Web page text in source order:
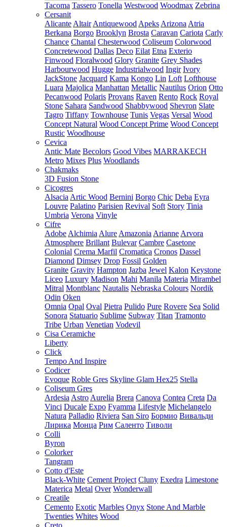
Tacoma Tassero Tonella Westwood Woodmax Zebrina
Cersanit
Alicante Altair Antiquewood Apeks Arizona Atria
Berkana Borgo Brooklyn Brosta Caravan Cariota Carly
Chance Chantal Chesterwood Coliseum Colorwood
Concretewood Dallas Deco Eilat Etna Exterio
Finwood Floralwood Glory Granite Grey Shades
Harbourwood Hugge Industrialwood Ingir Ivory
JackStone Jacquard Kama Kongo Lin Loft Lofthouse
Luara Majolica Manhattan Metallic Nautilus Orion Otto
Pecanwood Polaris Provans Raven Rento Rock Royal
Stone Sahara Sandwood Shabbywood Shevron Slate
Tagro Tiffany Townhouse Tunis Vegas Versal Wood
Concept Natural Wood Concept Prime Wood Concept
Rustic Woodhouse
Cevica
Antic Mate Becolors Good Vibes MARRAKECH
Metro Mixes Plus Woodlands
Chakmaks
3D Fusion Stone
Cicogres
Alsacia Artic Wood Bernini Borgo Chic Deba Eyra
Louvre Palatino Parisien Revival Soft Story Tinia
Umbria Verona Vinyle
Cifre
Adobe Alchimia Alure Amazonia Arianne Arvora
Atmosphere Brillant Bulevar Cambre Casetone
Colonial Crema Marfil Cromatica Cronos Dassel
Diamond Dimsey Drop Fossil Golden
Granite Gravity Hampton Jazba Jewel Kalon Keystone
Liceo Luxury Madison Mahi Manila Materia Mirambel
Mitral Montblanc Nautalis Nebraska Colours Nordik
Odin Oken
Omnia Opal Oval Pietra Pulido Pure Rovere Sea Solid
Sonora Statuario Sublime Subway Titan Tramonto
Tribe Urban Venetian Vodevil
Cisa Ceramiche
Liberty
Click
Tempo And Inspire
Codicer
Evoque Roble Gres Skyline Glam Hex25 Stella
Coliseum Gres
Ardesia Astro Aurelia Brera Canova Contea Creta Da
Vinci Ducale Expo Fyamma Lifestyle Michelangelo
Natura Palladio Riviera San Siro Бормио Вивальди
Лирика Монца Рим Саленто Тиволи
Colli
Byron
Colorker
Tangram
Cotto d'Este
Black-White Cement Project Cluny Exedra Limestone
Materica Metal Over Wonderwall
Creatile
Cemento Exotic Marbles Onyx Stone And Marble
Twenties Whites Wood